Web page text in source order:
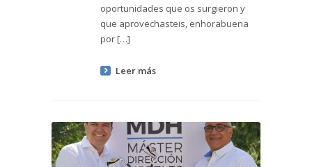
oportunidades que os surgieron y
que aprovechasteis, enhorabuena
por […]
Leer más